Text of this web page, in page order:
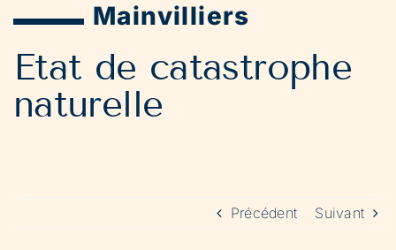
Mainvilliers
Etat de catastrophe
naturelle
Précédent Suivant